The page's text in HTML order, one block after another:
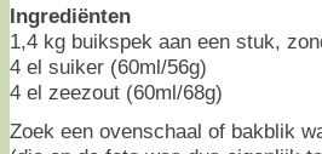
Ingrediënten
1,4 kg buikspek aan een stuk,
4 el suiker (60ml/56g)
4 el zeezout (60ml/68g)
Zoek een ovenschaal of bakblik